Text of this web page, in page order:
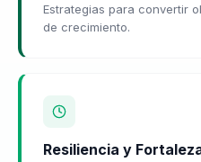
Estrategias para convertir
de crecimiento.
Resiliencia y